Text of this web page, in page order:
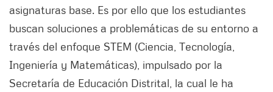
asignaturas base. Es por ello que los estudiantes
buscan soluciones a problemáticas de su entorno a
través del enfoque STEM (Ciencia, Tecnología,
Ingeniería y Matemáticas), impulsado por la
Secretaría de Educación Distrital, la cual le ha